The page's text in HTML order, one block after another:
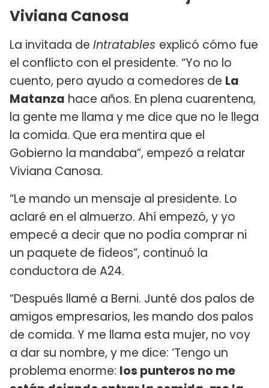
Viviana Canosa
La invitada de Intratables explicó cómo fue
el conflicto con el presidente. “Yo no lo
cuento, pero ayudo a comedores de La
Matanza hace años. En plena cuarentena,
la gente me llama y me dice que no le llega
la comida. Que era mentira que el
Gobierno la mandaba”, empezó a relatar
Viviana Canosa.
“Le mando un mensaje al presidente. Lo
aclaré en el almuerzo. Ahí empezó, y yo
empecé a decir que no podía comprar ni
un paquete de fideos”, continuó la
conductora de A24.
“Después llamé a Berni. Junté dos palos de
amigos empresarios, les mando dos palos
de comida. Y me llama esta mujer, no voy
a dar su nombre, y me dice: ‘Tengo un
problema enorme: los punteros no me